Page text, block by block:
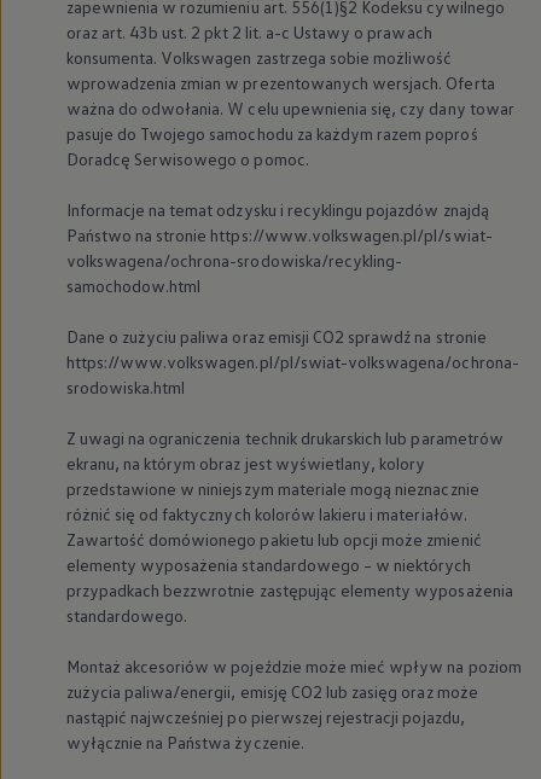
Volkswagen Magazine
Lifestyle
Eksploatacja
Samochody hybrydowe
SUV-y
Elektromobilność
Rozwój
Technologia
Samochody ekonomiczne i ekologiczne
Technologie i bezpieczeństwo
Odwiedź Volkswagen Home
Warto wybrać Volkswagena
Infolinia Volkswagen
Umów się na Serwis
Newsletter ID.
Społeczność Volkswagena
Znajdź Dealera
zapewnienia w rozumieniu art. 556(1)§2 Kodeksu cywilnego
oraz art. 43b ust. 2 pkt 2 lit. a-c Ustawy o prawach
konsumenta. Volkswagen zastrzega sobie możliwość
wprowadzenia zmian w prezentowanych wersjach. Oferta
ważna do odwołania. W celu upewnienia się, czy dany towar
pasuje do Twojego samochodu za każdym razem poproś
Doradcę Serwisowego o pomoc.
Informacje na temat odzysku i recyklingu pojazdów znajdą
Państwo na stronie https://www.volkswagen.pl/pl/swiat-
volkswagena/ochrona-srodowiska/recykling-
samochodow.html
Dane o zużyciu paliwa oraz emisji CO2 sprawdź na stronie
https://www.volkswagen.pl/pl/swiat-volkswagena/ochrona-
srodowiska.html
Z uwagi na ograniczenia technik drukarskich lub parametrów
ekranu, na którym obraz jest wyświetlany, kolory
przedstawione w niniejszym materiale mogą nieznacznie
różnić się od faktycznych kolorów lakieru i materiałów.
Zawartość domówionego pakietu lub opcji może zmienić
elementy wyposażenia standardowego – w niektórych
przypadkach bezzwrotnie zastępując elementy wyposażenia
standardowego.
Montaż akcesoriów w pojeździe może mieć wpływ na poziom
zużycia paliwa/energii, emisję CO2 lub zasięg oraz może
nastąpić najwcześniej po pierwszej rejestracji pojazdu,
wyłącznie na Państwa życzenie.